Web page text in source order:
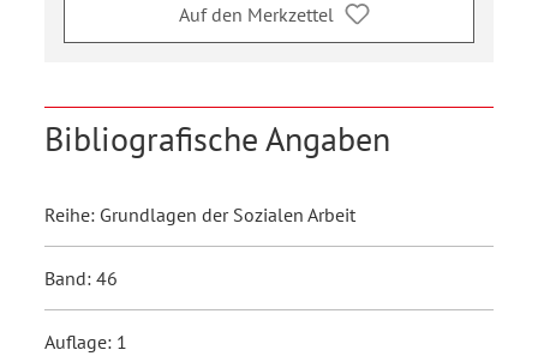
Auf den Merkzettel
Bibliografische Angaben
Reihe: Grundlagen der Sozialen Arbeit
Band: 46
Auflage: 1